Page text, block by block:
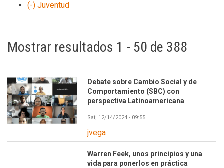
(-) Juventud
Mostrar resultados 1 - 50 de 388
Debate sobre Cambio Social y de
Comportamiento (SBC) con
perspectiva Latinoamericana
Sat, 12/14/2024 - 09:55
jvega
Warren Feek, unos principios y una
vida para ponerlos en práctica